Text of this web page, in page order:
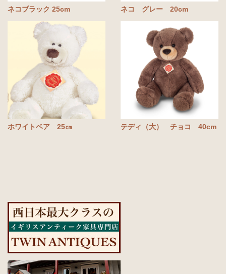
ネコブラック 25cm ネコ グレー 20cm
ホワイトベア 25㎝ テディ（大） チョコ 40cm